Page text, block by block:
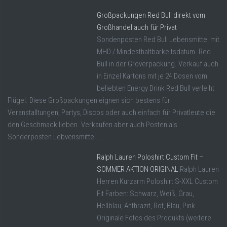
Großpackungen Red Bull direkt vom
Großhandel auch für Privat
Sondenposten Red Bull Lebensmittel mit
MHD / Mindesthaltbarkeitsdatum. Red
Bull in der Groverpackung. Verkauf auch
in Einzel Kartons mit je 24 Dosen vom
beliebten Energy Drink Red Bull verleiht
Flügel. Diese Großpackungen eignen sich bestens für
Veranstalltungen, Partys, Discos oder auch einfach für Privatleute die
den Geschmack lieben. Verkaufen aber auch Posten als
Sonderposten Lebvensmittel ...
Ralph Lauren Poloshirt Custom Fit –
SOMMER AKTION ORIGINAL Ralph Lauren
Herren Kurzarm Poloshirt S-XXL Custom
Fit Farben: Schwarz, Weiß, Grau,
Hellblau, Anthrazit, Rot, Blau, Pink
Originale Fotos des Produkts (weitere